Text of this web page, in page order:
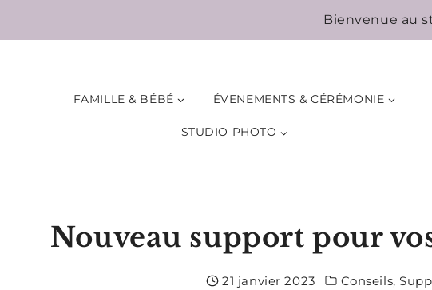
au
Bienvenue au
FAMILLE & BÉBÉ ÉVENEMENTS & CÉRÉMONIE
STUDIO PHOTO
Nouveau support pour
21 janvier 2023 Conseils,